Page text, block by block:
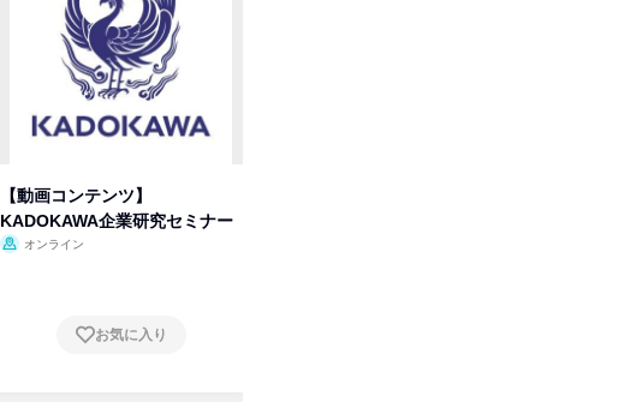
【動画コンテンツ】
KADOKAWA企業研究セミナー
オンライン
お気に入り